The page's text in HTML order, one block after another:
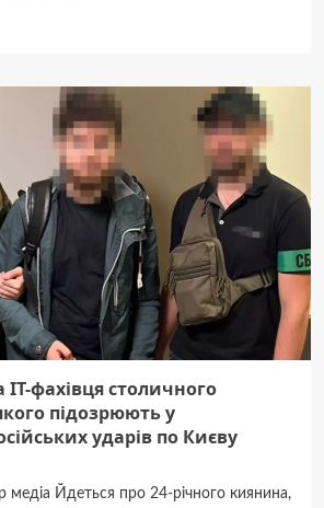
фахівця столичного
підозрюють у
ударів по Києву
Йдеться про 24-річного киянина,